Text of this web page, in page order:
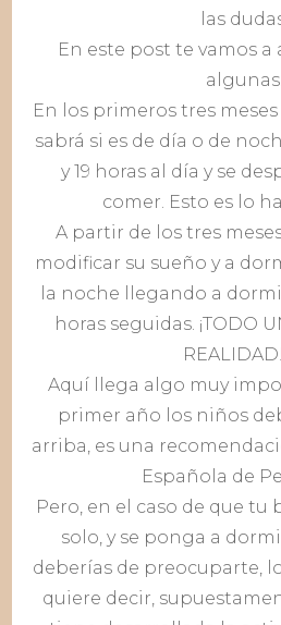
las
En este post te vamos a
algunas.
En los primeros tres
sabrá si es de día o de
y 19 horas al día y se
comer. Esto es lo
A partir de los tres
modificar su sueño y a
la noche llegando a
horas seguidas. ¡TODO
REALIDAD!
Aquí llega algo muy
primer año los niños
arriba, es una
Española de
Pero, en el caso de que tu
solo, y se ponga a
deberías de preocuparte,
quiere decir,